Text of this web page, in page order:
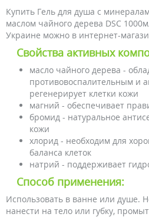
Купить Гель для душа с
маслом чайного дерева DSC
Украине можно в интернет-
Свойства активных
масло чайного дерева -
противовоспалительным и
регенерирует клетки кожи
магний - обеспечивает
бромид - натуральное
кожи
хлорид - необходим для
баланса клеток
натрий - поддерживает
Способ применения:
Использовать в ванне или душе.
нанести на тело или губку,